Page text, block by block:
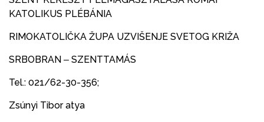
KATOLIKUS PLÉBÁNIA
RIMOKATOLIČKA ŽUPA UZVIŠENJE SVETOG KRIŽA
SRBOBRAN ‒ SZENTTAMÁS
Tel.: 021/62-30-356;
Zsúnyi Tibor atya